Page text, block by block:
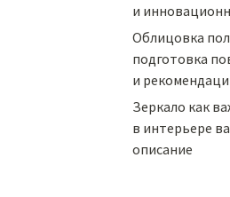
и
Облицовка
подготовка
и
Зеркало как
в интерьере
описание